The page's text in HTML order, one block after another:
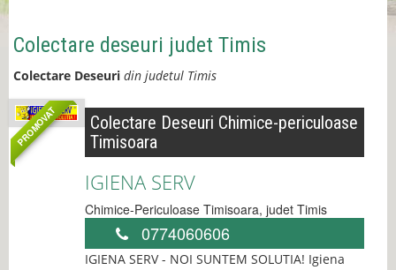
Colectare deseuri judet Timis
Colectare Deseuri din judetul Timis
PROMOVAT
Colectare Deseuri Chimice-periculoase
Timisoara
IGIENA SERV
Chimice-Periculoase Timisoara, judet Timis
0774060606
IGIENA SERV - NOI SUNTEM SOLUTIA! Igiena